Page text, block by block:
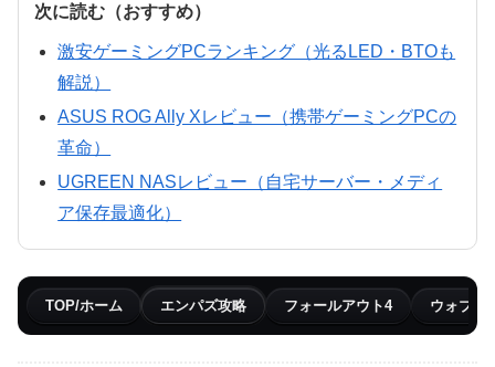
次に読む（おすすめ）
激安ゲーミングPCランキング（光るLED・BTOも
解説）
ASUS ROG Ally Xレビュー（携帯ゲーミングPCの
革命）
UGREEN NASレビュー（自宅サーバー・メディ
ア保存最適化）
TOP/ホーム エンパズ攻略 フォールアウト4 ウォブリ